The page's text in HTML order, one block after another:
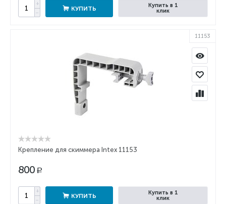
+
−
КУПИТЬ
Купить в 1
клик
11153
Крепление для скиммера Intex 11153
800 Р
+
−
КУПИТЬ
Купить в 1
клик